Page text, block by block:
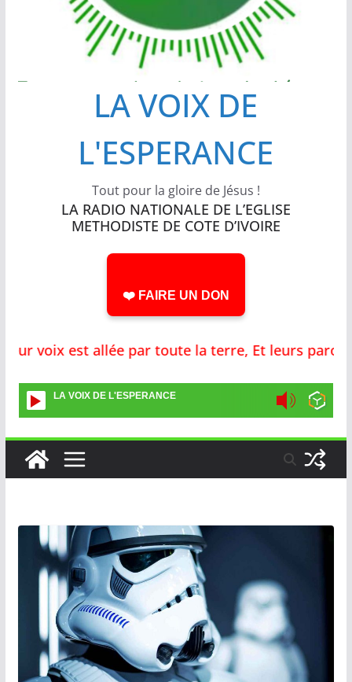
LA VOIX DE
L'ESPERANCE
Tout pour la gloire de Jésus !
LA RADIO NATIONALE DE L’EGLISE
METHODISTE DE COTE D’IVOIRE
❤️ FAIRE UN DON
voix est allée par toute la terre, Et leurs paroles
LA VOIX DE L'ESPERANCE